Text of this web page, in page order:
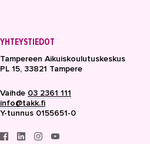
YHTEYSTIEDOT
Tampereen Aikuiskoulutuskeskus
PL 15, 33821 Tampere
Vaihde 03 2361 111
info@takk.fi
Y-tunnus 0155651-0